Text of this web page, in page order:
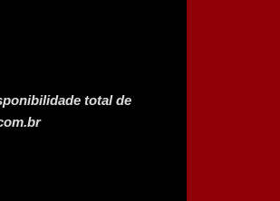
total de